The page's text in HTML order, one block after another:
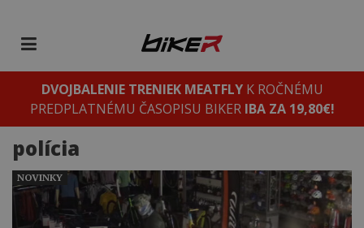
DVOJBALENIE TRENIEK MEATFLYK ROČNÉMU
PREDPLATNÉMU ČASOPISU BIKER IBA ZA 19,80€!
polícia
NOVINKY